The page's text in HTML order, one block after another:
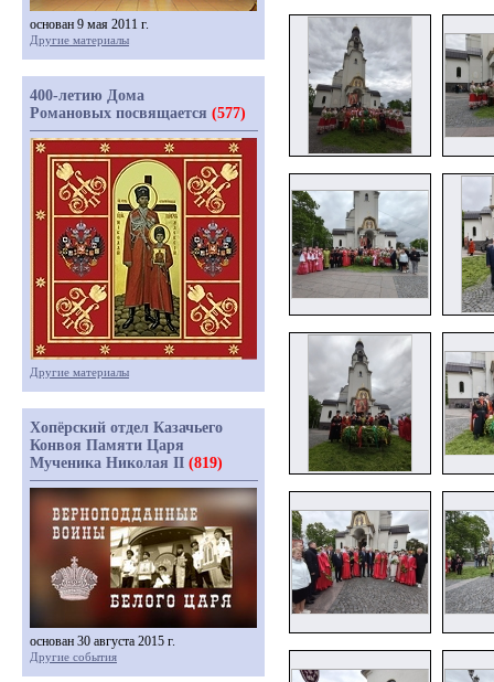
основан 9 мая 2011 г.
Другие материалы
400-летию Дома
Романовых посвящается (577)
Другие материалы
Хопёрский отдел Казачьего
Конвоя Памяти Царя
Мученика Николая II (819)
основан 30 августа 2015 г.
Другие события